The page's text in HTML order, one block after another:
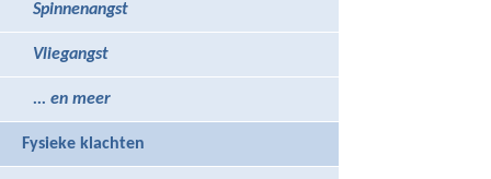
Spinnenangst
Vliegangst
... en meer
Fysieke klachten